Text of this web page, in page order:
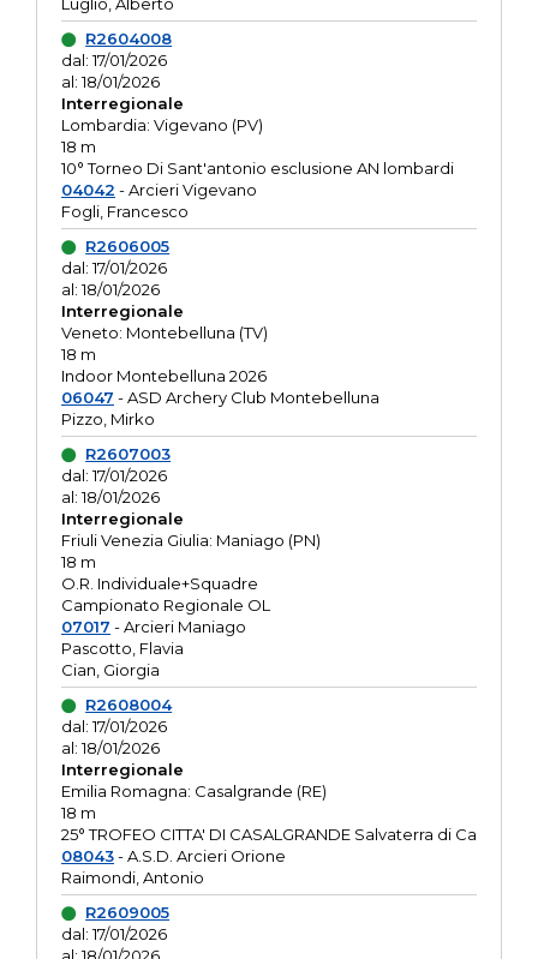
R2604008
dal: 17/01/2026
al: 18/01/2026
Interregionale
Lombardia: Vigevano (PV)
18 m
10° Torneo Di Sant'antonio esclusione AN lombardi
04042 - Arcieri Vigevano
Fogli, Francesco
R2606005
dal: 17/01/2026
al: 18/01/2026
Interregionale
Veneto: Montebelluna (TV)
18 m
Indoor Montebelluna 2026
06047 - ASD Archery Club Montebelluna
Pizzo, Mirko
R2607003
dal: 17/01/2026
al: 18/01/2026
Interregionale
Friuli Venezia Giulia: Maniago (PN)
18 m
O.R. Individuale+Squadre
Campionato Regionale OL
07017 - Arcieri Maniago
Pascotto, Flavia
Cian, Giorgia
R2608004
dal: 17/01/2026
al: 18/01/2026
Interregionale
Emilia Romagna: Casalgrande (RE)
18 m
25° TROFEO CITTA' DI CASALGRANDE Salvaterra di Ca
08043- A.S.D. Arcieri Orione
Raimondi, Antonio
R2609005
dal: 17/01/2026